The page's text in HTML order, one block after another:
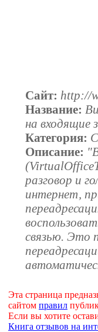
Сайт: http://
Название:
на входящие
Категория:
Описание:
разговор и
интернет,
связью. Это
Эта страница
сайтом правил
Если вы хотите
Книга отзывов на